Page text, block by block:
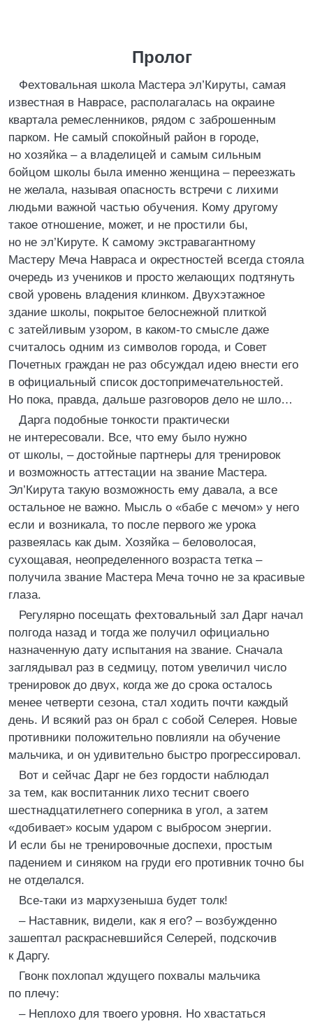
Пролог
Фехтовальная школа Мастера эл’Кируты, самая
известная в Наврасе, располагалась на окраине
квартала ремесленников, рядом с заброшенным
парком. Не самый спокойный район в городе,
но хозяйка – а владелицей и самым сильным
бойцом школы была именно женщина – переезжать
не желала, называя опасность встречи с лихими
людьми важной частью обучения. Кому другому
такое отношение, может, и не простили бы,
но не эл’Кируте. К самому экстравагантному
Мастеру Меча Навраса и окрестностей всегда стояла
очередь из учеников и просто желающих подтянуть
свой уровень владения клинком. Двухэтажное
здание школы, покрытое белоснежной плиткой
с затейливым узором, в каком-то смысле даже
считалось одним из символов города, и Совет
Почетных граждан не раз обсуждал идею внести его
в официальный список достопримечательностей.
Но пока, правда, дальше разговоров дело не шло…
Дарга подобные тонкости практически
не интересовали. Все, что ему было нужно
от школы, – достойные партнеры для тренировок
и возможность аттестации на звание Мастера.
Эл’Кирута такую возможность ему давала, а все
остальное не важно. Мысль о «бабе с мечом» у него
если и возникала, то после первого же урока
развеялась как дым. Хозяйка – беловолосая,
сухощавая, неопределенного возраста тетка –
получила звание Мастера Меча точно не за красивые
глаза.
Регулярно посещать фехтовальный зал Дарг начал
полгода назад и тогда же получил официально
назначенную дату испытания на звание. Сначала
заглядывал раз в седмицу, потом увеличил число
тренировок до двух, когда же до срока осталось
менее четверти сезона, стал ходить почти каждый
день. И всякий раз он брал с собой Селерея. Новые
противники положительно повлияли на обучение
мальчика, и он удивительно быстро прогрессировал.
Вот и сейчас Дарг не без гордости наблюдал
за тем, как воспитанник лихо теснит своего
шестнадцатилетнего соперника в угол, а затем
«добивает» косым ударом с выбросом энергии.
И если бы не тренировочные доспехи, простым
падением и синяком на груди его противник точно бы
не отделался.
Все-таки из мархузеныша будет толк!
– Наставник, видели, как я его? – возбужденно
зашептал раскрасневшийся Селерей, подскочив
к Даргу.
Гвонк похлопал ждущего похвалы мальчика
по плечу:
– Неплохо для твоего уровня. Но хвастаться